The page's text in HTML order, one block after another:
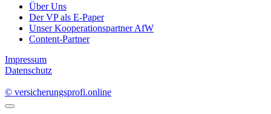
Über Uns
Der VP als E-Paper
Unser Kooperationspartner AfW
Content-Partner
Impressum
Datenschutz
© versicherungsprofi.online